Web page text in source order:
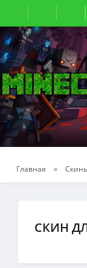
Главная »
СКИН